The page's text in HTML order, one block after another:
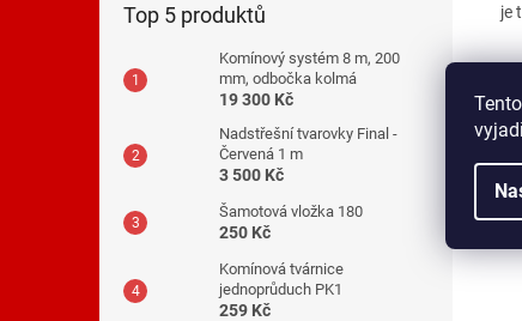
Top 5 produktů
Komínový systém 8 m, 200
mm, odbočka kolmá
19 300 Kč
Nadstřešní tvarovky Final -
Červená 1 m
3 500 Kč
Šamotová vložka 180
250 Kč
Komínová tvárnice
jednoprůduch PK1
259 Kč
je